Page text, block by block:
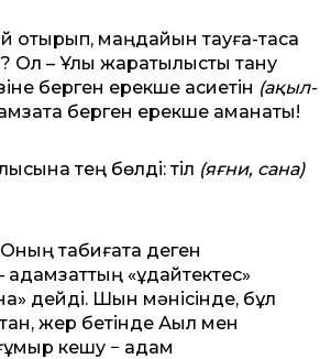
отырып, маңдайын тауға-тасқа
Ол – Ұлы жаратылысты тану
берген ерекше қасиетін (ақыл-
берген ерекше аманаты!
тең бөлді: тіл (яғни, сана)
табиғатқа деген
«құдайтектес»
дейді. Шын мәнісінде, бұл
жер бетінде Ақыл мен
кешу − адам